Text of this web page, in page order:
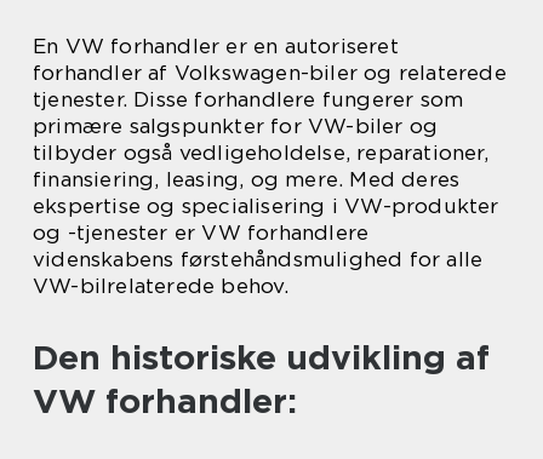
En VW forhandler er en autoriseret
forhandler af Volkswagen-biler og relaterede
tjenester. Disse forhandlere fungerer som
primære salgspunkter for VW-biler og
tilbyder også vedligeholdelse, reparationer,
finansiering, leasing, og mere. Med deres
ekspertise og specialisering i VW-produkter
og -tjenester er VW forhandlere
videnskabens førstehåndsmulighed for alle
VW-bilrelaterede behov.
Den historiske udvikling af
VW forhandler: